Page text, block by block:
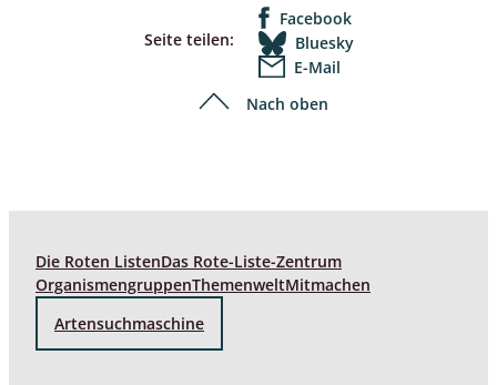
Seite teilen:
Facebook
Bluesky
E-Mail
Nach oben
Die Roten ListenDas Rote-Liste-Zentrum
OrganismengruppenThemenweltMitmachen
Artensuchmaschine